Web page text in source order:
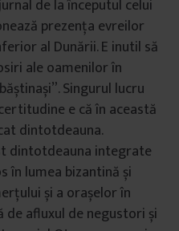
de la începutul celui
prezenţa evreilor
al Dunării. E inutil să
ale oamenilor în
Singurul lucru
e că în această
dintotdeauna.
dintotdeauna integrate
în lumea bizantină și
și a orașelor în
de afluxul de negustori și